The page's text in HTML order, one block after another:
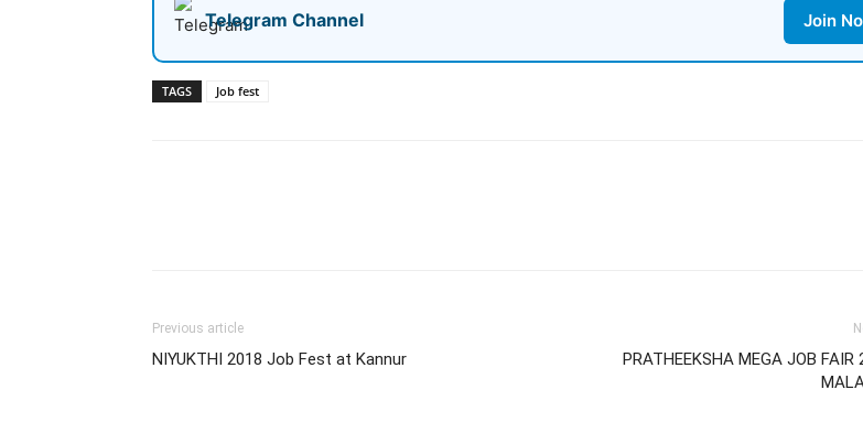
Telegram Channel Join
TAGS Job fest
Previous article
NIYUKTHI 2018 Job Fest at Kannur
PRATHEEKSHA MEGA JOB FAIR